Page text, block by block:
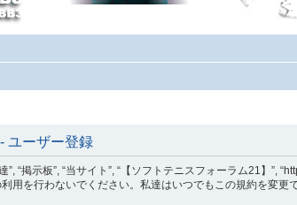
ユーザー登録
”, “掲示板”, “当サイト”, “【ソフトテニスフォーラム21】
用を行わないでください。私達はいつでもこの規約を変